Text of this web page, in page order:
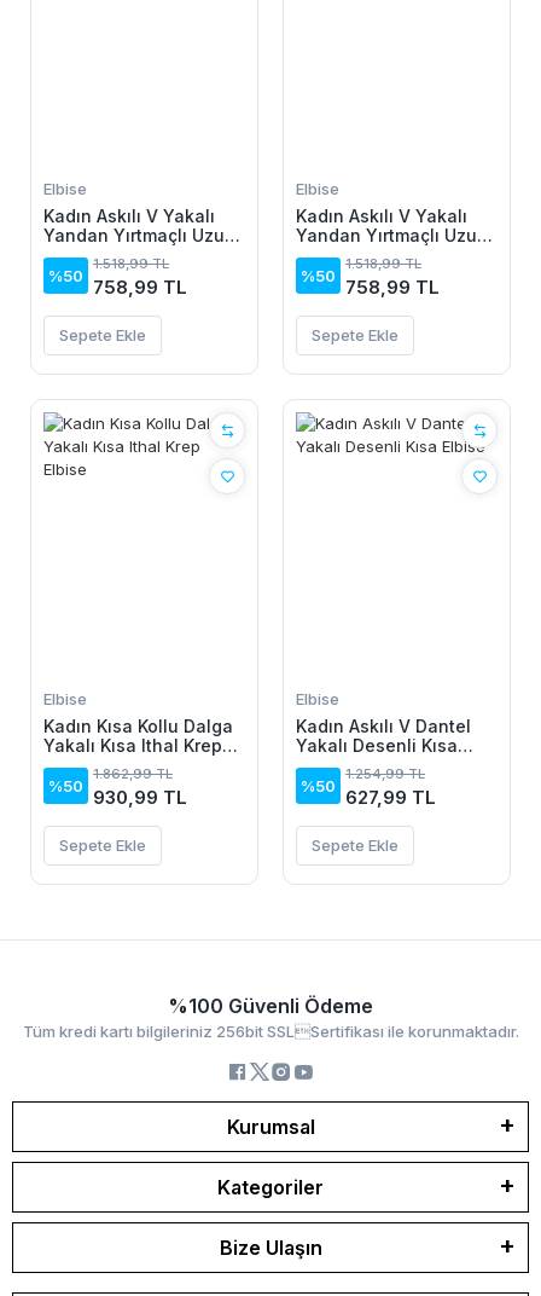
Elbise
Kadın Askılı V Yakalı
Yandan Yırtmaçlı Uzun
Viskon Elbise
%50
1.518,99 TL
758,99 TL
Sepete Ekle
Elbise
Kadın Askılı V Yakalı
Yandan Yırtmaçlı Uzun
Viskon Elbise
%50
1.518,99 TL
758,99 TL
Sepete Ekle
Elbise
Kadın Kısa Kollu Dalga
Yakalı Kısa Ithal Krep
Elbise
%50
1.862,99 TL
930,99 TL
Sepete Ekle
Elbise
Kadın Askılı V Dantel
Yakalı Desenli Kısa
Elbise
%50
1.254,99 TL
627,99 TL
Sepete Ekle
%100 Güvenli Ödeme
Tüm kredi kartı bilgileriniz 256bit SSLSertifikası ile korunmaktadır.
Kurumsal
Kategoriler
Bize Ulaşın